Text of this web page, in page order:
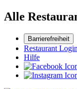
Alle
Barrierefreiheit
Restaurant Login
Hilfe